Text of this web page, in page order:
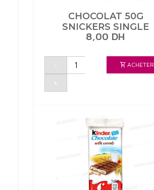
CHOCOLAT 50G
SNICKERS SINGLE
8,00 DH
-
quantité
CHOCOLAT
SINGLE
+
ACHETER